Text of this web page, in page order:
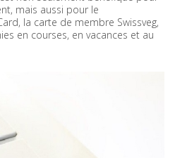
mais aussi pour le
la carte de membre Swissveg,
en courses, en vacances et au